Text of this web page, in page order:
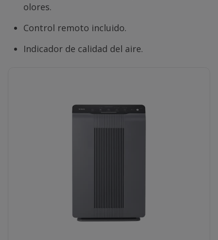
olores.
Control remoto incluido.
Indicador de calidad del aire.